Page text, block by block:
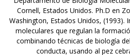
Cornell, Estados Unidos. Ph.D en
Washington, Estados Unidos, (1993).
moleculares que regulan la
combinando técnicas de biología
conducta, usando al pez